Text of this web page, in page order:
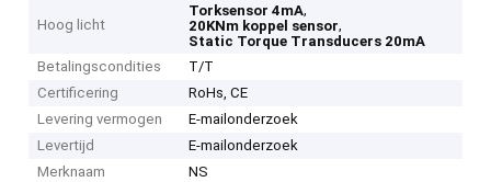
Hoog licht
Torksensor 4mA,
20KNm koppel sensor,
Static Torque Transducers 20mA
Betalingscondities
T/T
Certificering
RoHs, CE
Levering vermogen
E-mailonderzoek
Levertijd
E-mailonderzoek
Merknaam
NS